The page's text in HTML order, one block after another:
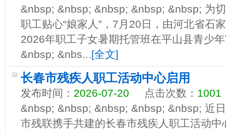
&nbsp; &nbsp; &nbsp; &nbsp; &nbsp; 为
职工贴心“娘家人”，7月20日，由河北省石
2026年职工子女暑期托管班在平山县青少
&nbsp; &nbs...[全文]
长春市残疾人职工活动中心启用
发布时间： 2026-07-20 点击次数： 1001
&nbsp; &nbsp; &nbsp; &nbsp; &nbsp; 近
市残联携手共建的长春市残疾人职工活动